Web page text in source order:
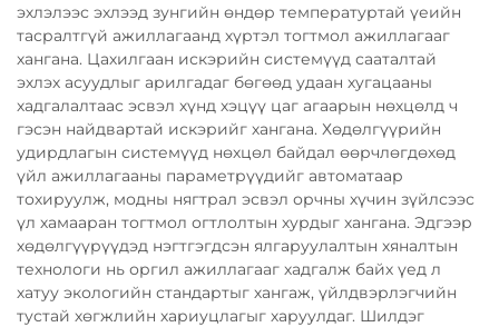
эхлэлээс эхлээд зунгийн өндөр температуртай үеийн
тасралтгүй ажиллагаанд хүртэл тогтмол ажиллагааг
хангана. Цахилгаан искэрийн системүүд сааталтай
эхлэх асуудлыг арилгадаг бөгөөд удаан хугацааны
хадгалалтаас эсвэл хүнд хэцүү цаг агаарын нөхцөлд ч
гэсэн найдвартай искэрийг хангана. Хөдөлгүүрийн
удирдлагын системүүд нөхцөл байдал өөрчлөгдөхөд
үйл ажиллагааны параметрүүдийг автоматаар
тохируулж, модны нягтрал эсвэл орчны хүчин зүйлсээс
үл хамааран тогтмол огтлолтын хурдыг хангана. Эдгээр
хөдөлгүүрүүдэд нэгтгэгдсэн ялгаруулалтын хяналтын
технологи нь оргил ажиллагааг хадгалж байх үед л
хатуу экологийн стандартыг хангаж, үйлдвэрлэгчийн
тустай хөгжлийн хариуцлагыг харуулдаг. Шилдэг